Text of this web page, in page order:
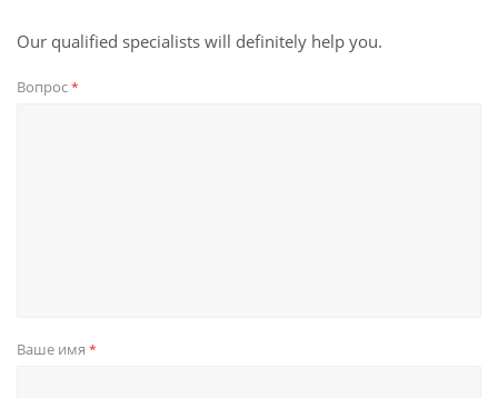
Our qualified specialists will definitely help you.
Вопрос*
Ваше имя *